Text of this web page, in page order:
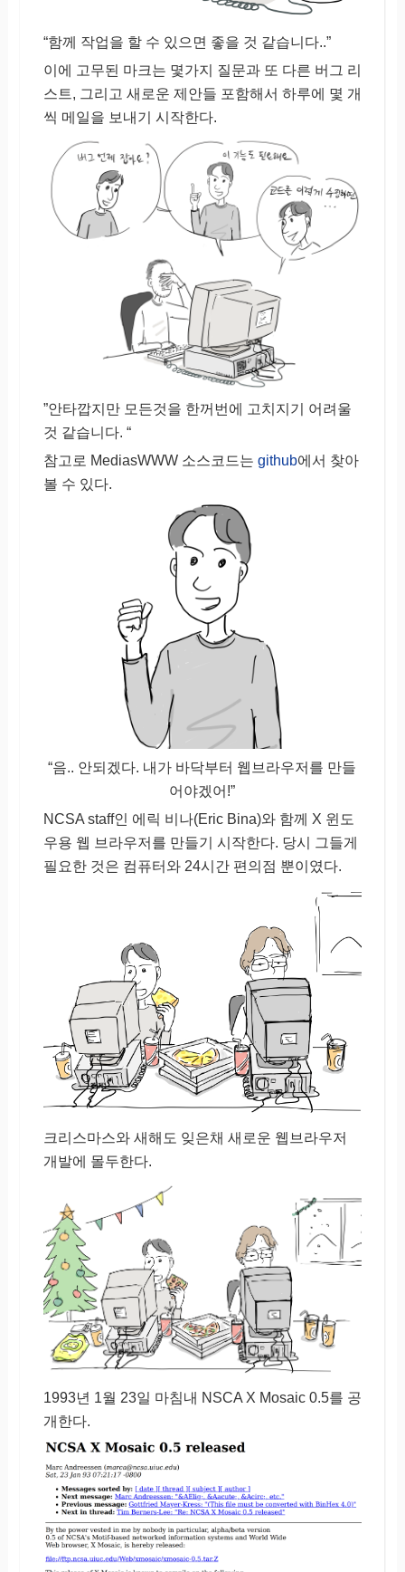
“함께 작업을 할 수 있으면 좋을 것 같습니다..”
이에 고무된 마크는 몇가지 질문과 또 다른 버그 리
스트, 그리고 새로운 제안들 포함해서 하루에 몇 개
씩 메일을 보내기 시작한다.
”안타깝지만 모든것을 한꺼번에 고치지기 어려울
것 같습니다. “
참고로 MediasWWW 소스코드는 github에서 찾아
볼 수 있다.
“음.. 안되겠다. 내가 바닥부터 웹브라우저를 만들
어야겠어!”
NCSA staff인 에릭 비나(Eric Bina)와 함께 X 윈도
우용 웹 브라우저를 만들기 시작한다. 당시 그들게
필요한 것은 컴퓨터와 24시간 편의점 뿐이였다.
크리스마스와 새해도 잊은채 새로운 웹브라우저
개발에 몰두한다.
1993년 1월 23일 마침내 NSCA X Mosaic 0.5를 공
개한다.